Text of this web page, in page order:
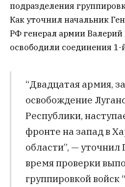
подразделения
Как уточнил начальник
РФ генерал армии
освободили соединения
“Двадцатая армия,
освобождение
Республики,
фронте на запад в
области”, — уточнил
время проверки
группировкой войск